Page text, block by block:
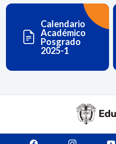
Calendario
Académico
Posgrado
2025-1